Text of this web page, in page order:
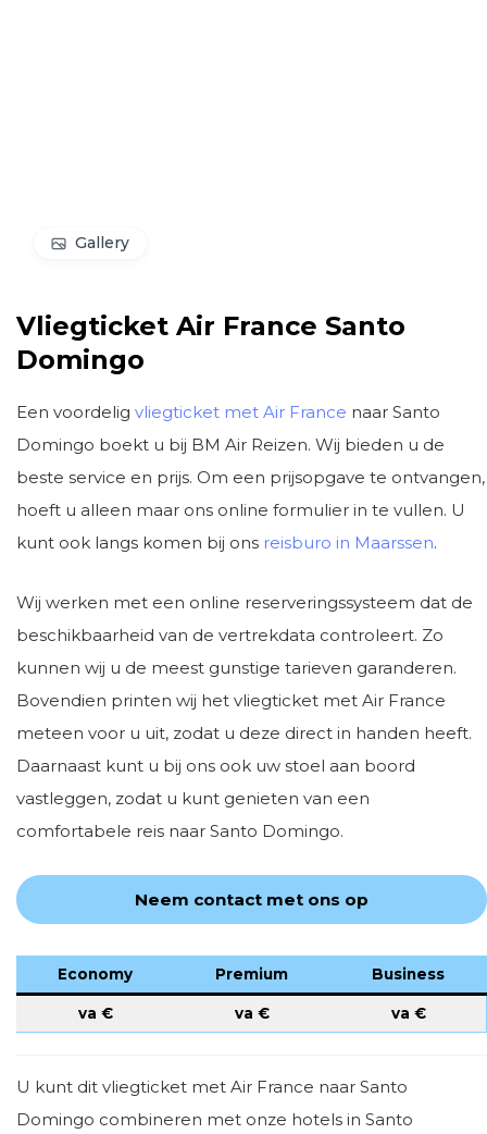
Gallery
Vliegticket Air France Santo
Domingo
Een voordelig vliegticket met Air France naar Santo
Domingo boekt u bij BM Air Reizen. Wij bieden u de
beste service en prijs. Om een prijsopgave te ontvangen,
hoeft u alleen maar ons online formulier in te vullen. U
kunt ook langs komen bij ons reisburo in Maarssen.
Wij werken met een online reserveringssysteem dat de
beschikbaarheid van de vertrekdata controleert. Zo
kunnen wij u de meest gunstige tarieven garanderen.
Bovendien printen wij het vliegticket met Air France
meteen voor u uit, zodat u deze direct in handen heeft.
Daarnaast kunt u bij ons ook uw stoel aan boord
vastleggen, zodat u kunt genieten van een
comfortabele reis naar Santo Domingo.
Neem contact met ons op
Economy Premium Business
va € va € va €
U kunt dit vliegticket met Air France naar Santo
Domingo combineren met onze hotels in Santo